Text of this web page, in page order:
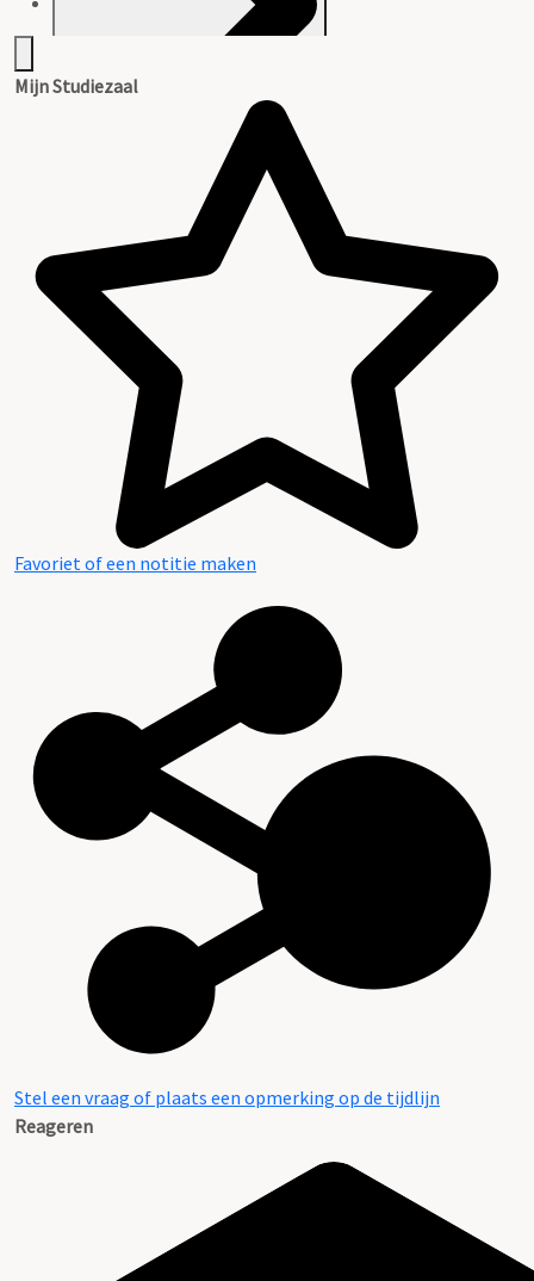
Aanwijzingen voor de gebruiker
Inventaris
Mijn Studiezaal
Favoriet of een notitie maken
Stel een vraag of plaats een opmerking op de tijdlijn
Reageren